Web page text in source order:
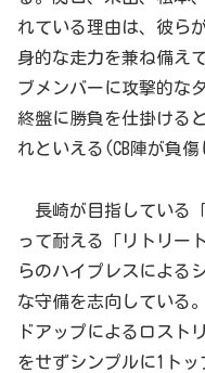
れている理由は、彼ら
身的な走力を兼ね備え
ブメンバーに攻撃的な
終盤に勝負を仕掛ける
れといえる(CB陣が負
長崎が目指している
って耐える「リトリー
らのハイプレスによる
な守備を志向している
ドアップによるロスト
をせずシンプルに1ト